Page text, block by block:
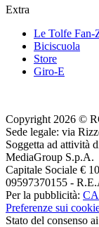
Extra
Le Tolfe Fan-
Biciscuola
Store
Giro-E
Copyright 2026 ©
Sede legale: via
Soggetta ad attività
MediaGroup S.p.A.
Capitale Sociale €
09597370155 -
Per la pubblicità:
Preferenze sui
Stato del consenso